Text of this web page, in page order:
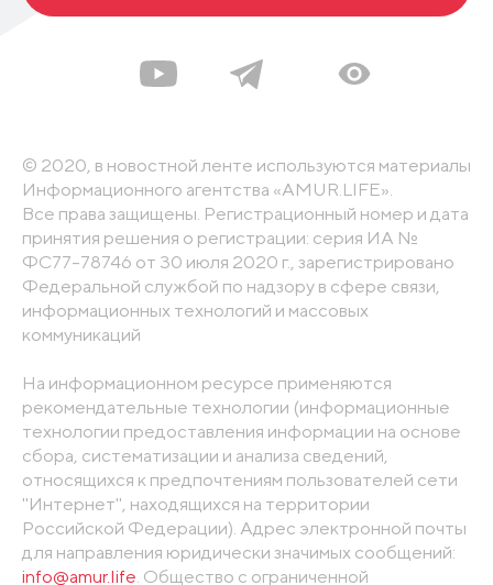
© 2020, в новостной ленте используются материалы
Информационного агентства «AMUR.LIFE».
Все права защищены. Регистрационный номер и дата
принятия решения о регистрации: серия ИА №
ФС77-78746 от 30 июля 2020 г., зарегистрировано
Федеральной службой по надзору в сфере связи,
информационных технологий и массовых
коммуникаций
На информационном ресурсе применяются
рекомендательные технологии (информационные
технологии предоставления информации на основе
сбора, систематизации и анализа сведений,
относящихся к предпочтениям пользователей сети
"Интернет", находящихся на территории
Российской Федерации). Адрес электронной почты
для направления юридически значимых сообщений:
info@amur.life. Общество с ограниченной